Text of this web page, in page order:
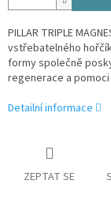
PILLAR TRIPLE
vstřebatelného
formy společně
regenerace a
Detailní informace
ZEPTAT SE